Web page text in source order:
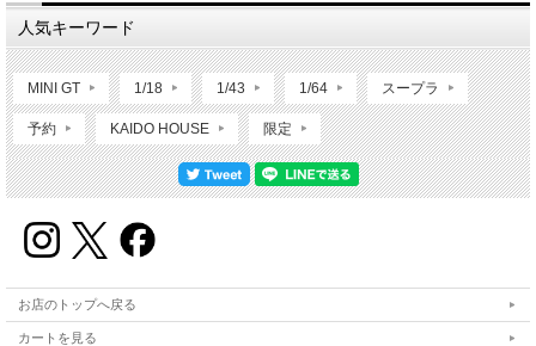
人気キーワード
MINI GT 1/18 1/43 1/64 スープラ
予約 KAIDO HOUSE 限定
お店のトップへ戻る
カートを見る